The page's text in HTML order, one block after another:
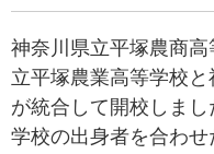
神奈川県立平塚農商
立平塚農業高等学校
が統合して開校しま
学校の出身者を合わせ